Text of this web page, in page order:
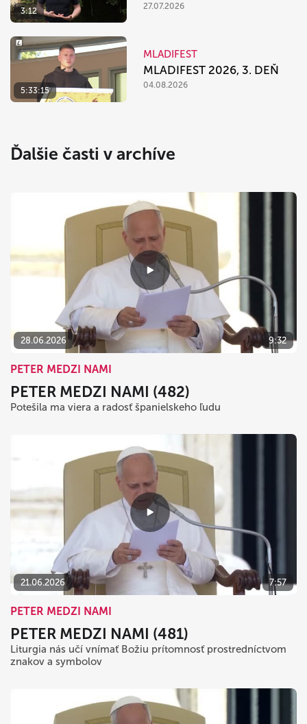
3:12
27.07.2026
5:33:15
MLADIFEST
MLADIFEST 2026, 3. DEŇ
04.08.2026
Ďalšie časti v archíve
28.06.2026 9:32
PETER MEDZI NAMI
PETER MEDZI NAMI (482)
Potešila ma viera a radosť španielskeho ľudu
21.06.2026 7:57
PETER MEDZI NAMI
PETER MEDZI NAMI (481)
Liturgia nás učí vnímať Božiu prítomnosť prostredníctvom
znakov a symbolov